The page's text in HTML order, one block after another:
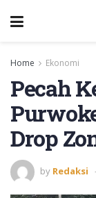
Home Ekonomi
Pecah
Drop
by Redaksi